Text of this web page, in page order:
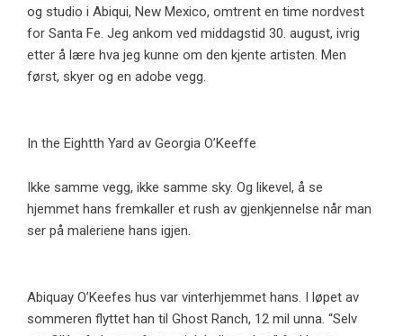
og studio i Abiqui, New Mexico, omtrent en time nordvest
for Santa Fe. Jeg ankom ved middagstid 30. august, ivrig
etter å lære hva jeg kunne om den kjente artisten. Men
først, skyer og en adobe vegg.
In the Eightth Yard av Georgia O’Keeffe
Ikke samme vegg, ikke samme sky. Og likevel, å se
hjemmet hans fremkaller et rush av gjenkjennelse når man
ser på maleriene hans igjen.
Abiquay O’Keefes hus var vinterhjemmet hans. I løpet av
sommeren flyttet han til Ghost Ranch, 12 mil unna. “Selv